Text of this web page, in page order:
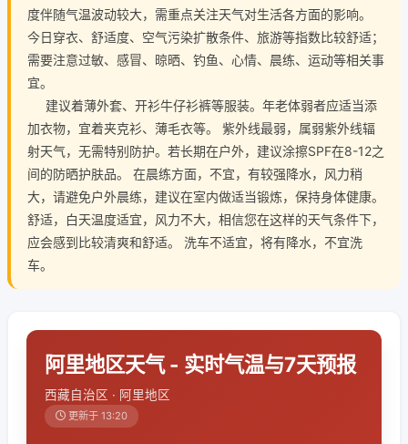
度伴随气温波动较大，需重点关注天气对生活各方面的影响。
今日穿衣、舒适度、空气污染扩散条件、旅游等指数比较舒适；
需要注意过敏、感冒、晾晒、钓鱼、心情、晨练、运动等相关事
宜。
建议着薄外套、开衫牛仔衫裤等服装。年老体弱者应适当添
加衣物，宜着夹克衫、薄毛衣等。 紫外线最弱，属弱紫外线辐
射天气，无需特别防护。若长期在户外，建议涂擦SPF在8-12之
间的防晒护肤品。 在晨练方面，不宜，有较强降水，风力稍
大，请避免户外晨练，建议在室内做适当锻炼，保持身体健康。
舒适，白天温度适宜，风力不大，相信您在这样的天气条件下，
应会感到比较清爽和舒适。 洗车不适宜，将有降水，不宜洗
车。
阿里地区天气 - 实时气温与7天预报
西藏自治区 · 阿里地区
更新于 13:20